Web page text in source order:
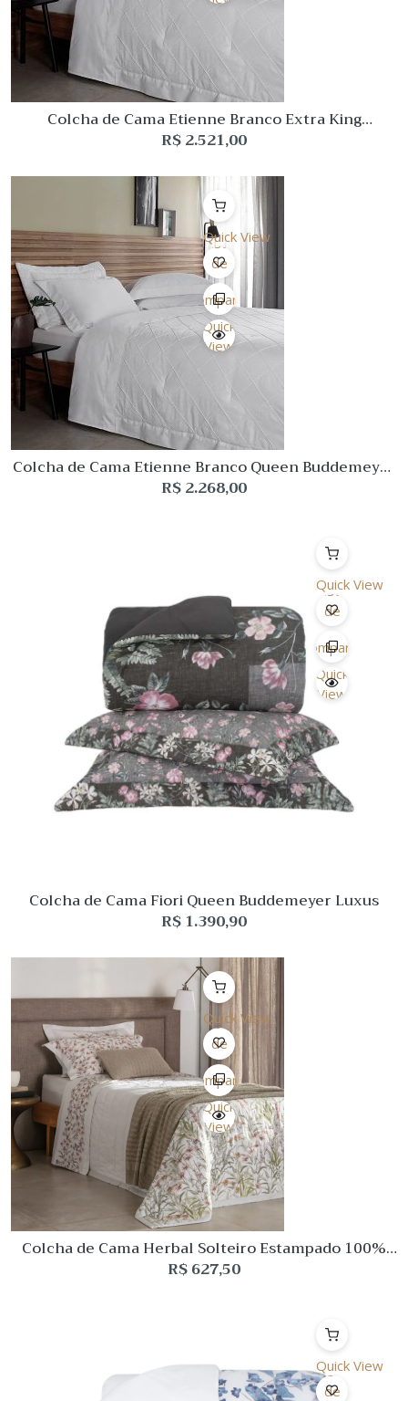
Colcha de Cama Etienne Branco Extra King
Buddemeyer Luxus
R$2.521,00
Quick View
Lista
de
Desejo
Comparar
Quick
View
Colcha de Cama Etienne Branco Queen Buddemeyer
Luxus
R$2.268,00
Quick View
Lista
de
Desejo
Comparar
Quick
View
Colcha de Cama Fiori Queen Buddemeyer Luxus
R$ 1.390,90
Quick View
Lista
de
Desejo
Comparar
Quick
View
Colcha de Cama Herbal Solteiro Estampado 100%
algodão Buddemeyer
R$627,50
Quick View
Lista
de